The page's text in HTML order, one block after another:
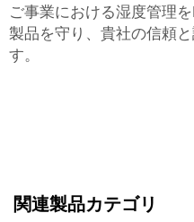
ご事業における湿度管理
製品を守り、貴社の信頼
す。
関連製品カテゴリ